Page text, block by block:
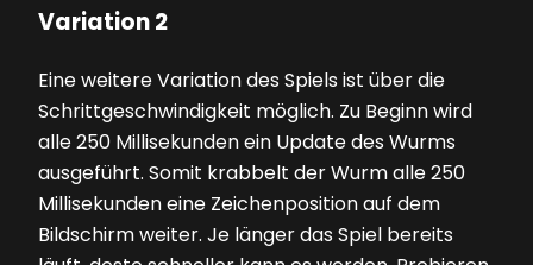
Variation 2
Eine weitere Variation des Spiels ist über die
Schrittgeschwindigkeit möglich. Zu Beginn wird
alle 250 Millisekunden ein Update des Wurms
ausgeführt. Somit krabbelt der Wurm alle 250
Millisekunden eine Zeichenposi­tion auf dem
Bildschirm weiter. Je länger das Spiel bereits